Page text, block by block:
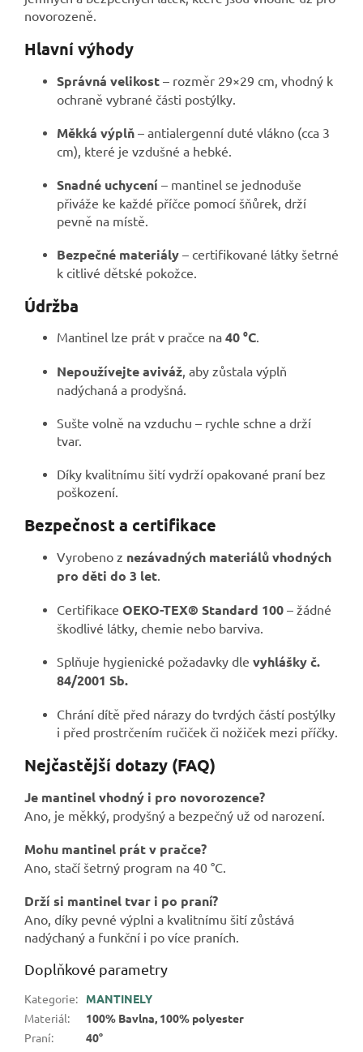
novorozeně.
Hlavní výhody
Správná velikost – rozměr 29×29 cm, vhodný k
ochraně vybrané části postýlky.
Měkká výplň – antialergenní duté vlákno (cca 3
cm), které je vzdušné a hebké.
Snadné uchycení – mantinel se jednoduše
přiváže ke každé příčce pomocí šňůrek, drží
pevně na místě.
Bezpečné materiály – certifikované látky šetrné
k citlivé dětské pokožce.
Údržba
Mantinel lze prát v pračce na 40 °C.
Nepoužívejte aviváž, aby zůstala výplň
nadýchaná a prodyšná.
Sušte volně na vzduchu – rychle schne a drží
tvar.
Díky kvalitnímu šití vydrží opakované praní bez
poškození.
Bezpečnost a certifikace
Vyrobeno z nezávadných materiálů vhodných
pro děti do 3 let.
Certifikace OEKO-TEX® Standard 100 – žádné
škodlivé látky, chemie nebo barviva.
Splňuje hygienické požadavky dle vyhlášky č.
84/2001 Sb.
Chrání dítě před nárazy do tvrdých částí postýlky
i před prostrčením ručiček či nožiček mezi příčky.
Nejčastější dotazy (FAQ)
Je mantinel vhodný i pro novorozence?
Ano, je měkký, prodyšný a bezpečný už od narození.
Mohu mantinel prát v pračce?
Ano, stačí šetrný program na 40 °C.
Drží si mantinel tvar i po praní?
Ano, díky pevné výplni a kvalitnímu šití zůstává
nadýchaný a funkční i po více praních.
Doplňkové parametry
Kategorie:
MANTINELY
Materiál:
100% Bavlna, 100% polyester
Praní:
40°